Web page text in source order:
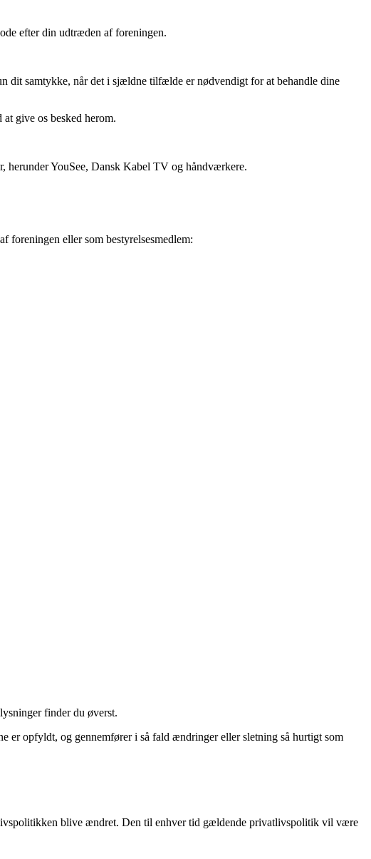
efter din udtræden af foreningen.
dit samtykke, når det i sjældne tilfælde er nødvendigt for at behandle dine
give os besked herom.
herunder YouSee, Dansk Kabel TV og håndværkere.
foreningen eller som bestyrelsesmedlem:
finder du øverst.
er opfyldt, og gennemfører i så fald ændringer eller sletning så hurtigt som
blive ændret. Den til enhver tid gældende privatlivspolitik vil være